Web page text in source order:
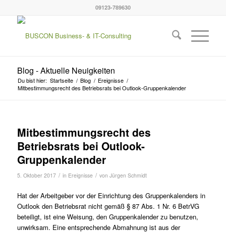
09123-789630
Blog - Aktuelle Neuigkeiten
Du bist hier: Startseite / Blog / Ereignisse /
Mitbestimmungsrecht des Betriebsrats bei Outlook-Gruppenkalender
Mitbestimmungsrecht des
Betriebsrats bei Outlook-
Gruppenkalender
5. Oktober 2017 / in Ereignisse / von Jürgen Schmidt
Hat der Arbeitgeber vor der Einrichtung des Gruppenkalenders in
Outlook den Betriebsrat nicht gemäß § 87 Abs. 1 Nr. 6 BetrVG
beteiligt, ist eine Weisung, den Gruppenkalender zu benutzen,
unwirksam. Eine entsprechende Abmahnung ist aus der